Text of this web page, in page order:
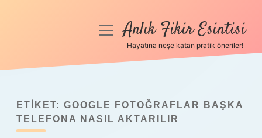
Anasayfa
Yasal Uyarı
menüyüAnlık Fikir Esintisi
Hayatına neşe katan pratik öneriler!
ETIKET: GOOGLE FOTOĞRAFLAR BAŞKA
TELEFONA NASIL AKTARILIR